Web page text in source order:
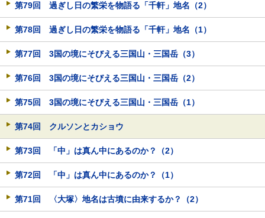
第79回 過ぎし日の繁栄を物語る「千軒」地名（2）
第78回 過ぎし日の繁栄を物語る「千軒」地名（1）
第77回 3国の境にそびえる三国山・三国岳（3）
第76回 3国の境にそびえる三国山・三国岳（2）
第75回 3国の境にそびえる三国山・三国岳（1）
第74回 クルソンとカショウ
第73回 「中」は真ん中にあるのか？（2）
第72回 「中」は真ん中にあるのか？（1）
第71回 〈大塚〉地名は古墳に由来するか？（2）